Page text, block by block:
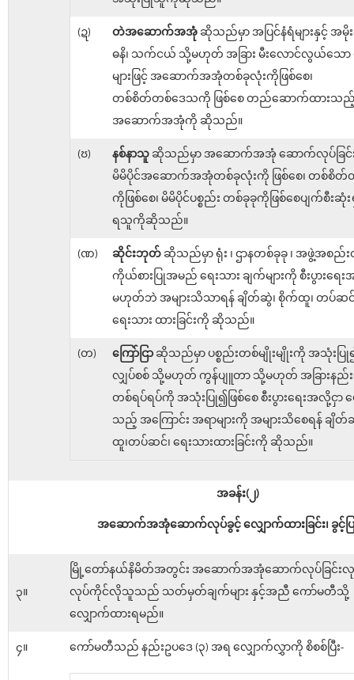
(ဍ) တဲအဆောက်အအုံ ဆိုသည်မှာ အပြင်နံရံများနှင့် အမိုး
ဓနိ၊ သက်ငယ် သို့မဟုတ် အခြား မီးလောင်လွယ်သော
များဖြင့် အဆောက်အအုံတစ်ခုလုံးကိုဖြစ်စေ၊
တစ်စိတ်တစ်ဒေသကို ဖြစ်စေ တည်ဆောက်ထားသ
အဆောက်အအုံကို ဆိုသည်။
(ၓ) နစ်နာသူဆိုသည်မှာ အဆောက်အအုံ ဆောက်လုပ်ခြင်း
မိမိပိုင်အဆောက်အအုံတစ်ခုလုံးကို ဖြစ်စေ၊ တစ်စိတ်
ကိုဖြစ်စေ၊ မိမိပိုင်ပစ္စည်း တစ်ခုခုကိုဖြစ်စေပျက်စီးဆုံးရှုံ
ရသူကိုဆိုသည်။
(ဏ) ဆိုင်းဘုတ်ဆိုသည်မှာ ရုံး ၊ ဌာနတစ်ခုခု ၊ အဖွဲ့အစည်
ကိုယ်စားပြုအမည် ရေးသား ချက်များကို စီးပွားရေ
မဟုတ်ဘဲ အများသိသာရန် ချိတ်ဆွဲ၊ စိုက်ထူ၊ တပ်ဆင်
ရေးသား ထားခြင်းကို ဆိုသည်။
(တ) ကြော်ငြာဆိုသည်မှာ ပစ္စည်းတစ်မျိုးမျိုးကို အသုံးပြု၍
လျှပ်စစ် သို့မဟုတ် ကွန်ပျူတာ သို့မဟုတ် အခြားနည်
တစ်ရပ်ရပ်ကို အသုံးပြု၍ဖြစ်စေ စီးပွားရေးအလို့ငှာ ဖ
သည့် အကြောင်း အရာများကို အများသိစေရန် ချိ
ထူ၊တပ်ဆင်၊ ရေးသားထားခြင်းကို ဆိုသည်။
အခန်း(၂)
အဆောက်အအုံဆောက်လုပ်ခွင့် လျှောက်ထားခြင်း၊ ခွင့်ပြု
၃။
မြို့တော်နယ်နိမိတ်အတွင်း အဆောက်အအုံဆောက်လုပ်ခြင်းလု
လုပ်ကိုင်လိုသူသည် သတ်မှတ်ချက်များ နှင့်အညီ ကော်မတီသို့
လျှောက်ထားရမည်။
၄။ ကော်မတီသည် နည်းဥပဒေ (၃) အရ လျှောက်လွှာကို စိစစ်ပြီး-